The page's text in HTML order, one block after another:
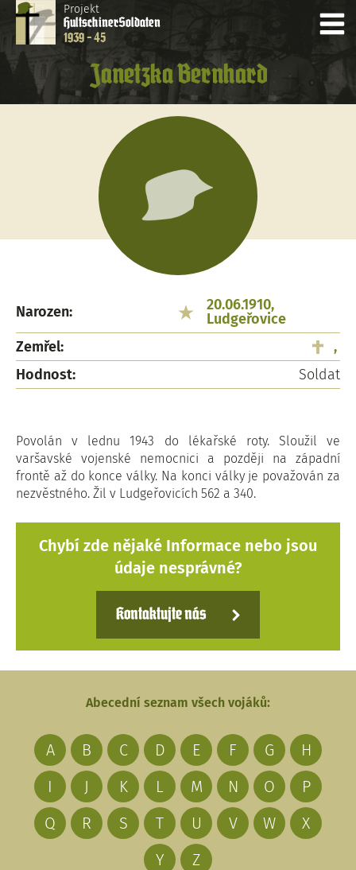
Projekt
HultschinerSoldaten
1939 - 45
Janetzka Bernhard
Narozen:
20.06.1910,
Ludgeřovice
Zemřel:
,
Hodnost:
Soldat
Povolán v lednu 1943 do lékařské roty. Sloužil ve
varšavské vojenské nemocnici a později na západní
frontě až do konce války. Na konci války je považován za
nezvěstného. Žil v Ludgeřovicích 562 a 340.
Chybí zde nějaké Informace nebo jsou
údaje nesprávné?
Kontaktujte nás
Abecední seznam všech vojáků:
A B C D E F G
H
I
J K L M N O
P
Q
R S T U V W
X
Y
Z